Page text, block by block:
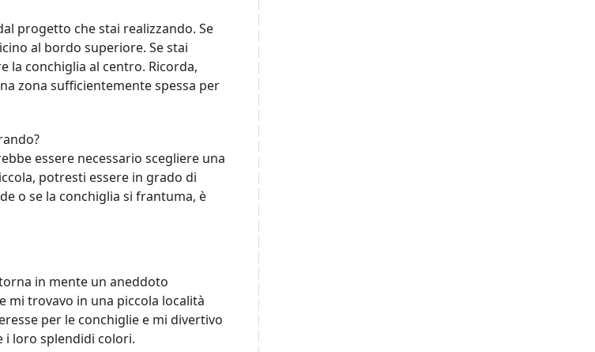
progetto che stai realizzando. Se
al bordo superiore. Se stai
la conchiglia al centro. Ricorda,
zona sufficientemente spessa per
essere necessario scegliere una
potresti essere in grado di
o se la conchiglia si frantuma, è
in mente un aneddoto
mi trovavo in una piccola località
per le conchiglie e mi divertivo
i loro splendidi colori.